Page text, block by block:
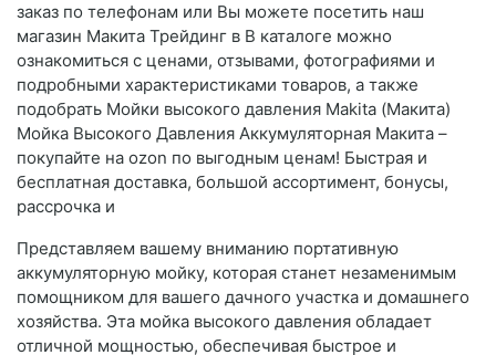
заказ по телефонам или Вы можете посетить наш
магазин Макита Трейдинг в В каталоге можно
ознакомиться с ценами, отзывами, фотографиями и
подробными характеристиками товаров, а также
подобрать Мойки высокого давления Makita (Макита)
Мойка Высокого Давления Аккумуляторная Макита –
покупайте на ozon по выгодным ценам! Быстрая и
бесплатная доставка, большой ассортимент, бонусы,
рассрочка и
Представляем вашему вниманию портативную
аккумуляторную мойку, которая станет незаменимым
помощником для вашего дачного участка и домашнего
хозяйства. Эта мойка высокого давления обладает
отличной мощностью, обеспечивая быстрое и